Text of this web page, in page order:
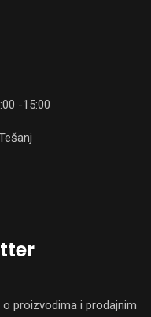
-15:00
proizvodima i prodajnim